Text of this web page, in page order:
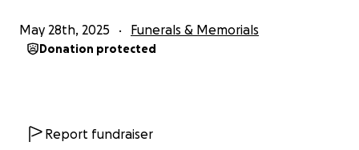
May 28th, 2025 Funerals & Memorials
Donation protected
Report fundraiser